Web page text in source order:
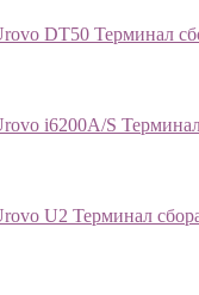
Терминал
Терминал